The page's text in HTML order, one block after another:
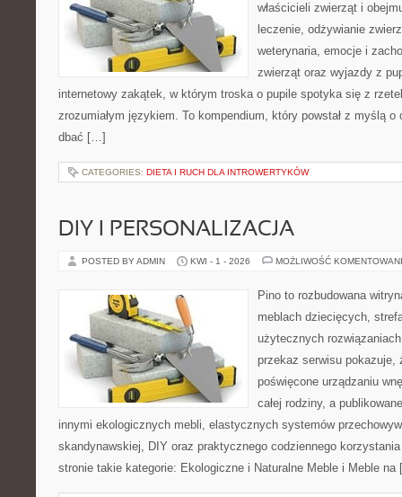
właścicieli zwierząt i
leczenie, odżywianie
weterynaria, emocje i
zwierząt oraz wyjazdy z
internetowy zakątek, w którym troska o pupile spotyka się z
zrozumiałym językiem. To kompendium, który powstał z myślą
dbać […]
CATEGORIES: DIETA I RUCH DLA INTROWERTYKÓW
DIY I PERSONALIZACJA
POSTED BY ADMIN KWI - 1 - 2026 MOŻLIWOŚĆ
Pino to rozbudowana
meblach dziecięcych,
użytecznych
przekaz serwisu pokazuje,
poświęcone urządzaniu
całej rodziny, a
innymi ekologicznych mebli, elastycznych systemów
skandynawskiej, DIY oraz praktycznego codziennego
stronie takie kategorie: Ekologiczne i Naturalne Meble i Meble